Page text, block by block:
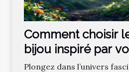
Comment choisir
bijou inspiré par
fantastique
Plongez dans l’univers